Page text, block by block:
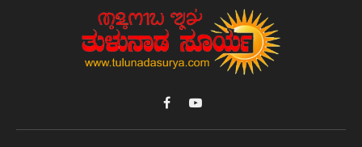
FacebookYouTube